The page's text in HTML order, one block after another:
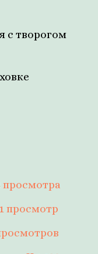
с творогом
просмотра
просмотр